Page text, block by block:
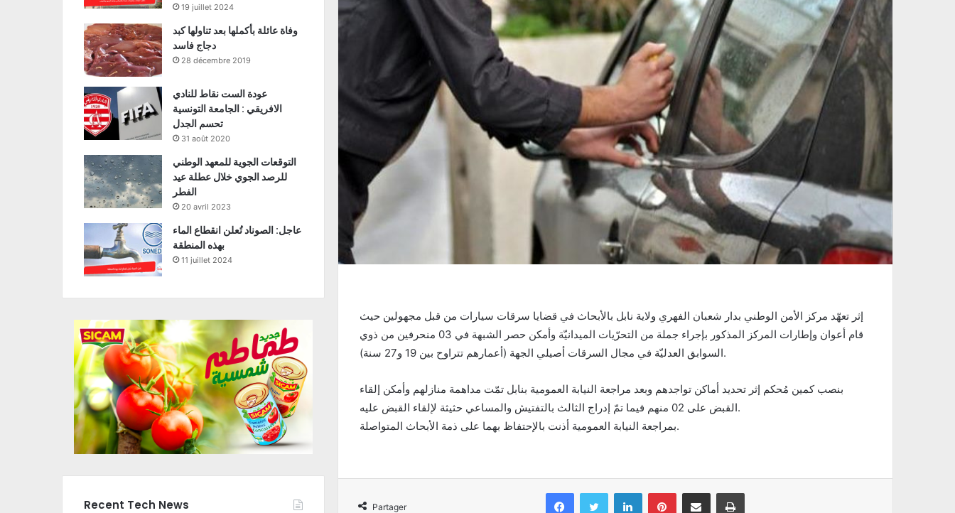
إثر تعهّد مركز الأمن الوطني بدار شعبان الفهري ولاية نابل بالأبحاث في قضايا سرقات سيارات من قبل مجهولين حيث
قام أعوان وإطارات المركز المذكور بإجراء جملة من التحرّيات الميدانيّة وأمكن حصر الشبهة في 03 منحرفين من ذوي
السوابق العدليّة في مجال السرقات أصيلي الجهة (أعمارهم تتراوح بين 19 و27 سنة).
بنصب كمين مُحكم إثر تحديد أماكن تواجدهم وبعد مراجعة النيابة العمومية بنابل تمّت مداهمة منازلهم وأمكن إلقاء
القبض على 02 منهم فيما تمّ إدراج الثالث بالتفتيش والمساعي حثيثة لإلقاء القبض عليه.
بمراجعة النيابة العمومية أذنت بالإحتفاظ بهما على ذمة الأبحاث المتواصلة.
Partager
Facebook Twitter Linkedin Pinterest Partager par email Imprimer
19 juillet 2024
وفاة عائلة بأكملها بعد تناولها كبد
دجاج فاسد
28 décembre 2019
عودة الست نقاط للنادي
الافريقي : الجامعة التونسية
تحسم الجدل
31 août 2020
التوقعات الجوية للمعهد الوطني
للرصد الجوي خلال عطلة عيد
الفطر
20 avril 2023
عاجل: الصوناد تُعلن انقطاع الماء
بهذه المنطقة
11 juillet 2024
Recent Tech News